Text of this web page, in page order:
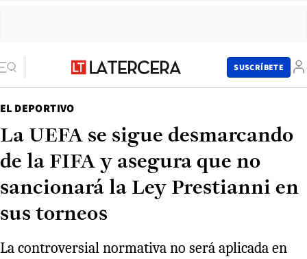
SUSCRÍBETE
EL DEPORTIVO
La UEFA se sigue desmarcando
de la FIFA y asegura que no
sancionará la Ley Prestianni en
sus torneos
La controversial normativa no será aplicada en